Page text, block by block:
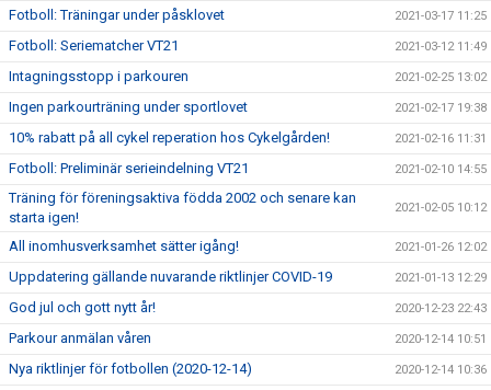
Fotboll: Träningar under påsklovet 2021-03-17 11:25
Fotboll: Seriematcher VT21 2021-03-12 11:49
Intagningsstopp i parkouren 2021-02-25 13:02
Ingen parkourträning under sportlovet 2021-02-17 19:38
10% rabatt på all cykel reperation hos Cykelgården! 2021-02-16 11:31
Fotboll: Preliminär serieindelning VT21 2021-02-10 14:55
Träning för föreningsaktiva födda 2002 och senare kan
starta igen!
2021-02-05 10:12
All inomhusverksamhet sätter igång! 2021-01-26 12:02
Uppdatering gällande nuvarande riktlinjer COVID-19 2021-01-13 12:29
God jul och gott nytt år! 2020-12-23 22:43
Parkour anmälan våren 2020-12-14 10:51
Nya riktlinjer för fotbollen (2020-12-14) 2020-12-14 10:36